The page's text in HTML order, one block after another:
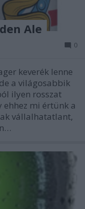
Ale
0
keverék lenne
a világosabbik
ilyen rosszat
ehhez mi értünk a
vállalhatatlant,